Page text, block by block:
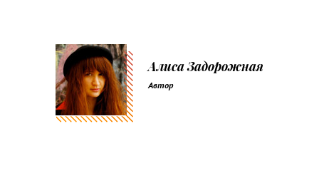
Алиса Задорожная
Автор